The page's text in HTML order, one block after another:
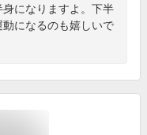
になりますよ。下半
になるのも嬉しいで